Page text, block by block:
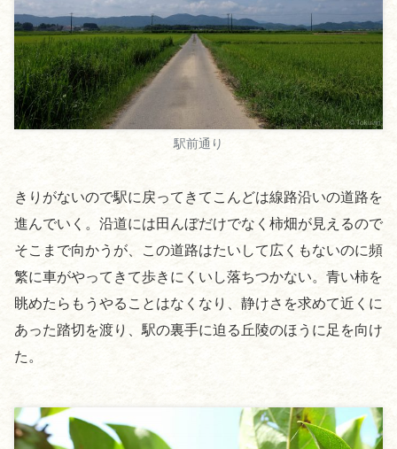
駅前通り
きりがないので駅に戻ってきてこんどは線路沿いの道路を
進んでいく。沿道には田んぼだけでなく柿畑が見えるので
そこまで向かうが、この道路はたいして広くもないのに頻
繁に車がやってきて歩きにくいし落ちつかない。青い柿を
眺めたらもうやることはなくなり、静けさを求めて近くに
あった踏切を渡り、駅の裏手に迫る丘陵のほうに足を向け
た。